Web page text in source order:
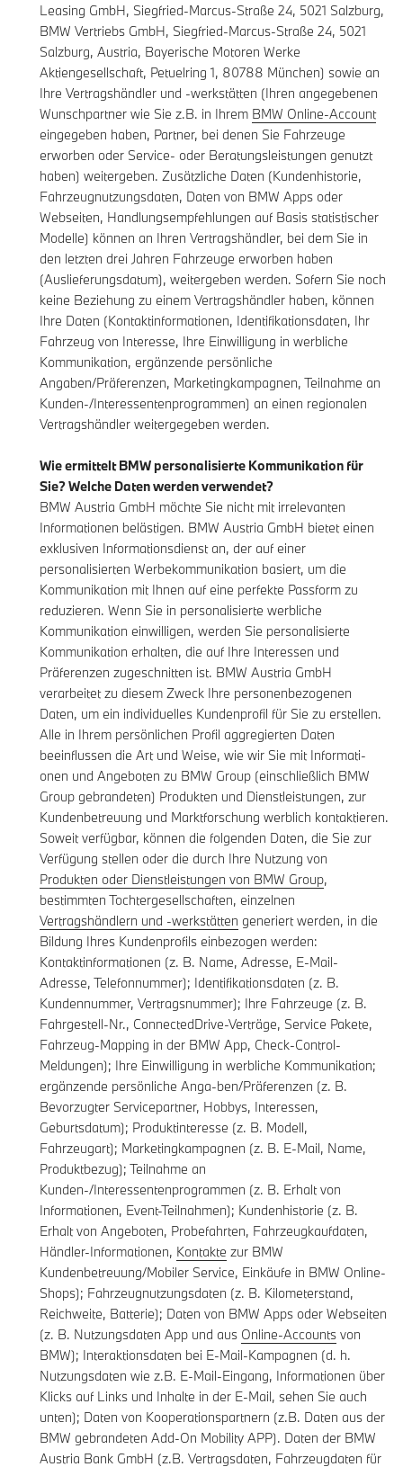
Leasing GmbH, Siegfried-Marcus-Straße 24, 5021 Salzburg,
BMW Vertriebs GmbH, Siegfried-Marcus-Straße 24, 5021
Salzburg, Austria, Bayerische Motoren Werke
Aktiengesellschaft, Petuelring 1, 80788 München) sowie an
Ihre Vertragshändler und -werkstätten (Ihren angegebenen
Wunschpartner wie Sie z.B. in Ihrem BMW Online-Account
eingegeben haben, Partner, bei denen Sie Fahrzeuge
erworben oder Service- oder Beratungsleistungen genutzt
haben) weitergeben. Zusätzliche Daten (Kundenhistorie,
Fahrzeugnutzungsdaten, Daten von BMW Apps oder
Webseiten, Handlungsempfehlungen auf Basis statistischer
Modelle) können an Ihren Vertragshändler, bei dem Sie in
den letzten drei Jahren Fahrzeuge erworben haben
(Auslieferungsdatum), weitergeben werden. Sofern Sie noch
keine Beziehung zu einem Vertragshändler haben, können
Ihre Daten (Kontaktinformationen, Identifikationsdaten, Ihr
Fahrzeug von Interesse, Ihre Einwilligung in werbliche
Kommunikation, ergänzende persönliche
Angaben/Präferenzen, Marketingkampagnen, Teilnahme an
Kunden-/Interessentenprogrammen) an einen regionalen
Vertragshändler weitergegeben werden.
Wie ermittelt BMW personalisierte Kommunikation für
Sie? Welche Daten werden verwendet?
BMW Austria GmbH möchte Sie nicht mit irrelevanten
Informationen belästigen. BMW Austria GmbH bietet einen
exklusiven Informationsdienst an, der auf einer
personalisierten Werbekommunikation basiert, um die
Kommunikation mit Ihnen auf eine perfekte Passform zu
reduzieren. Wenn Sie in personalisierte werbliche
Kommunikation einwilligen, werden Sie personalisierte
Kommunikation erhalten, die auf Ihre Interessen und
Präferenzen zugeschnitten ist. BMW Austria GmbH
verarbeitet zu diesem Zweck Ihre personenbezogenen
Daten, um ein individuelles Kundenprofil für Sie zu erstellen.
Alle in Ihrem persönlichen Profil aggregierten Daten
beeinflussen die Art und Weise, wie wir Sie mit Informati-
onen und Angeboten zu BMW Group (einschließlich BMW
Group gebrandeten) Produkten und Dienstleistungen, zur
Kundenbetreuung und Marktforschung werblich kontaktieren.
Soweit verfügbar, können die folgenden Daten, die Sie zur
Verfügung stellen oder die durch Ihre Nutzung von
Produkten oder Dienstleistungen von BMW Group,
bestimmten Tochtergesellschaften, einzelnen
Vertragshändlern und -werkstätten generiert werden, in die
Bildung Ihres Kundenprofils einbezogen werden:
Kontaktinformationen (z. B. Name, Adresse, E-Mail-
Adresse, Telefonnummer); Identifikationsdaten (z. B.
Kundennummer, Vertragsnummer); Ihre Fahrzeuge (z. B.
Fahrgestell-Nr., ConnectedDrive-Verträge, Service Pakete,
Fahrzeug-Mapping in der BMW App, Check-Control-
Meldungen); Ihre Einwilligung in werbliche Kommunikation;
ergänzende persönliche Anga-ben/Präferenzen (z. B.
Bevorzugter Servicepartner, Hobbys, Interessen,
Geburtsdatum); Produktinteresse (z. B. Modell,
Fahrzeugart); Marketingkampagnen (z. B. E-Mail, Name,
Produktbezug); Teilnahme an
Kunden-/Interessentenprogrammen (z. B. Erhalt von
Informationen, Event-Teilnahmen); Kundenhistorie (z. B.
Erhalt von Angeboten, Probefahrten, Fahrzeugkaufdaten,
Händler-Informationen, Kontakte zur BMW
Kundenbetreuung/Mobiler Service, Einkäufe in BMW Online-
Shops); Fahrzeugnutzungsdaten (z. B. Kilometerstand,
Reichweite, Batterie); Daten von BMW Apps oder Webseiten
(z. B. Nutzungsdaten App und aus Online-Accounts von
BMW); Interaktionsdaten bei E-Mail-Kampagnen (d. h.
Nutzungsdaten wie z.B. E-Mail-Eingang, Informationen über
Klicks auf Links und Inhalte in der E-Mail, sehen Sie auch
unten); Daten von Kooperationspartnern (z.B. Daten aus der
BMW gebrandeten Add-On Mobility APP). Daten der BMW
Austria Bank GmbH (z.B. Vertragsdaten, Fahrzeugdaten für